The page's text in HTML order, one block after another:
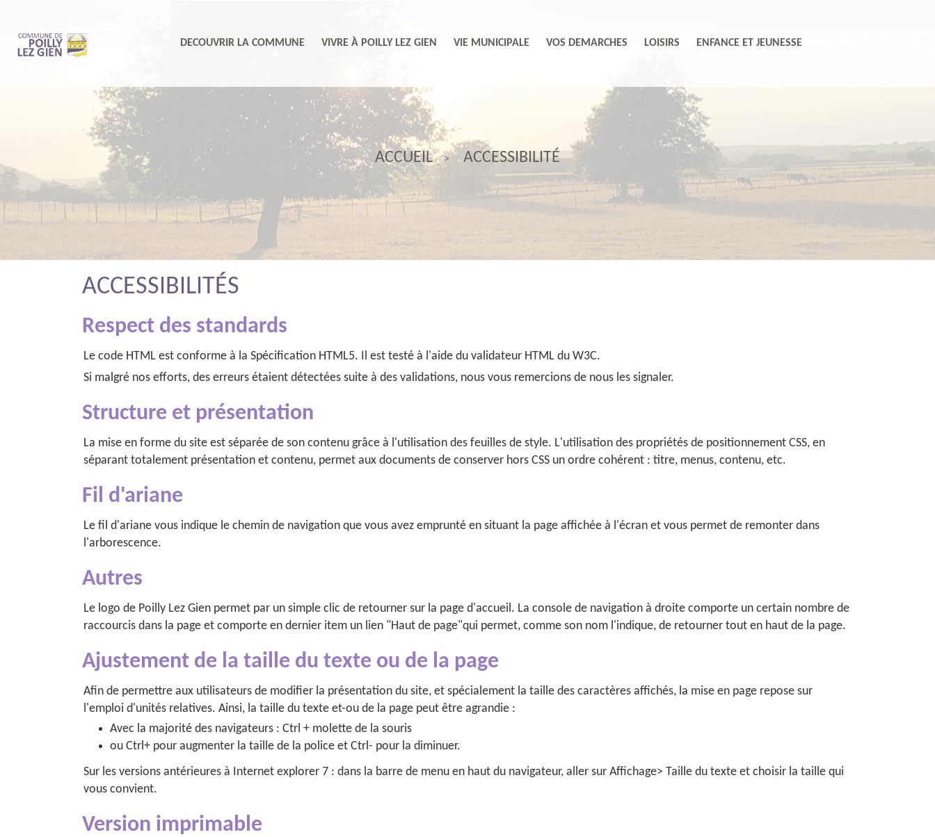
DECOUVRIR LA COMMUNE VIVRE À POILLY LEZ GIEN VIE MUNICIPALE VOS DEMARCHES LOISIRS ENFANCE ET JEUNESSE
ACCUEIL ACCESSIBILITÉ
ACCESSIBILITÉS
Respect des standards
Le code HTML est conforme à la Spécification HTML5. Il est testé à l'aide du validateur HTML du W3C.
Si malgré nos efforts, des erreurs étaient détectées suite à des validations, nous vous remercions de nous les signaler.
Structure et présentation
La mise en forme du site est séparée de son contenu grâce à l'utilisation des feuilles de style. L'utilisation des propriétés de positionnement CSS, en
séparant totalement présentation et contenu, permet aux documents de conserver hors CSS un ordre cohérent : titre, menus, contenu, etc.
Fil d'ariane
Le fil d'ariane vous indique le chemin de navigation que vous avez emprunté en situant la page affichée à l'écran et vous permet de remonter dans
l'arborescence.
Autres
Le logo de Poilly Lez Gien permet par un simple clic de retourner sur la page d'accueil. La console de navigation à droite comporte un certain nombre de
raccourcis dans la page et comporte en dernier item un lien "Haut de page"qui permet, comme son nom l'indique, de retourner tout en haut de la page.
Ajustement de la taille du texte ou de la page
Afin de permettre aux utilisateurs de modifier la présentation du site, et spécialement la taille des caractères affichés, la mise en page repose sur
l'emploi d'unités relatives. Ainsi, la taille du texte et-ou de la page peut être agrandie :
Avec la majorité des navigateurs : Ctrl + molette de la souris
ou Ctrl+ pour augmenter la taille de la police et Ctrl- pour la diminuer.
Sur les versions antérieures à Internet explorer 7 : dans la barre de menu en haut du navigateur, aller sur Affichage> Taille du texte et choisir la taille qui
vous convient.
Version imprimable